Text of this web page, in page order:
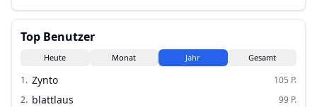
Top Benutzer
Heute Monat Jahr Gesamt
1. Zynto 105 P.
2. blattlaus 99 P.